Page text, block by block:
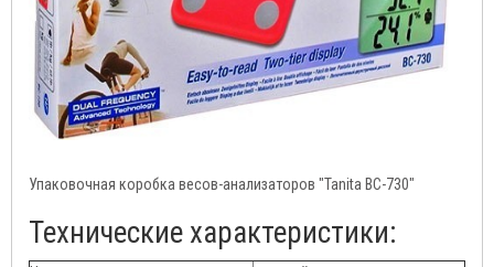
Упаковочная коробка весов-анализаторов "Tanita ВС-730"
Технические характеристики: